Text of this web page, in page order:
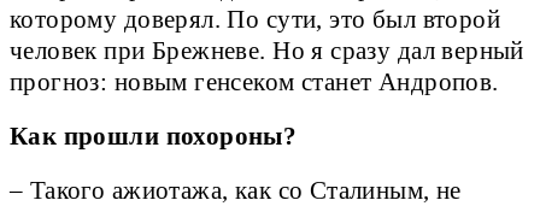
которому доверял. По сути, это был второй
человек при Брежневе. Но я сразу дал верный
прогноз: новым генсеком станет Андропов.
Как прошли похороны?
– Такого ажиотажа, как со Сталиным, не